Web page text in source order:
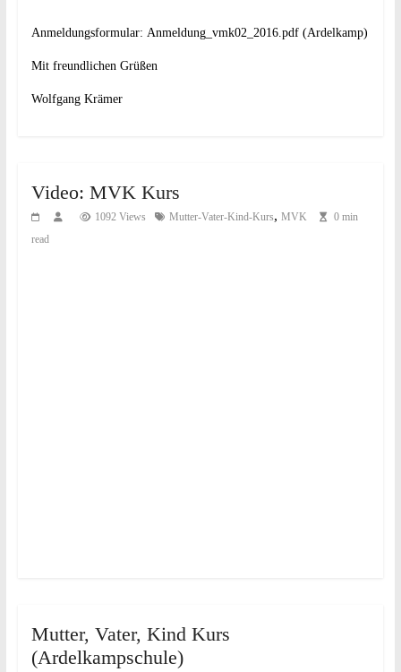
Anmeldungsformular: Anmeldung_vmk02_2016.pdf (Ardelkamp)
Mit freundlichen Grüßen
Wolfgang Krämer
Video: MVK Kurs
1092 Views Mutter-Vater-Kind-Kurs, MVK
0 min
read
Mutter, Vater, Kind Kurs
(Ardelkampschule)